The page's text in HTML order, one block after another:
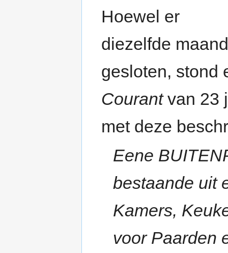
Hoewel er
diezelfde
gesloten, stond
Courantvan 23
met deze
Eene
bestaande uit
Kamers,
voor Paarden